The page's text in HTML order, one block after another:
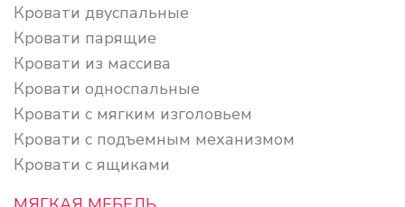
Кровати двуспальные
Кровати парящие
Кровати из массива
Кровати односпальные
Кровати с мягким изголовьем
Кровати с подъемным механизмом
Кровати с ящиками